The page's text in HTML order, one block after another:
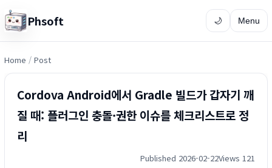
Phsoft 🌙 Menu
Home / Post
Cordova Android에서 Gradle 빌드가 갑자기 깨
질 때: 플러그인 충돌·권한 이슈를 체크리스트로 정
리
Published 2026-02-22Views 121